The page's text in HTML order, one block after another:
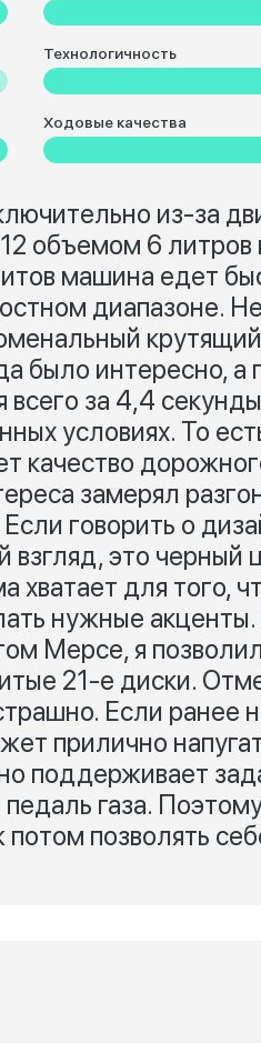
Технологичность
Ходовые качества
из-за
объемом 6
машина едет
диапазоне.
было интересно, а
за 4,4
условиях. То
качество
замерял
говорить о
взгляд, это черный
хватает для того,
нужные
Мерсе, я
21-е диски.
Если ранее
прилично
поддерживает
газа.
позволять